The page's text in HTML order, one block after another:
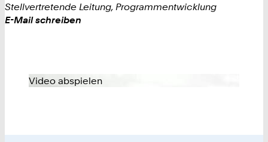
Stellvertretende Leitung, Programmentwicklung
Work
E-Mail schreiben
Video abspielen